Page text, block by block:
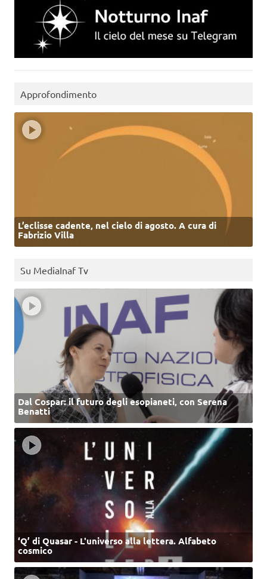
Approfondimento
L’eclisse cadente, nel cielo di agosto. A cura di
Fabrizio Villa
Su MediaInaf Tv
Dal Cospar: il futuro degli esopianeti, con Serena
Benatti
‘Q’ di Quasar - L'universo alla lettera. Alfabeto
cosmico